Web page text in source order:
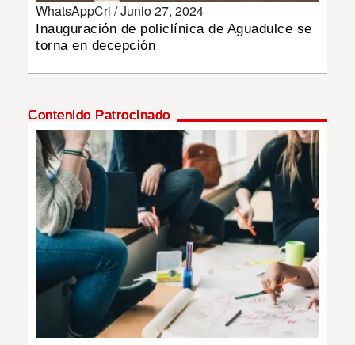
DEPORTES
MULTIMEDIA
IMPRESO
WhatsAppCri /Junio 27, 2024
Inauguración de policlínica de Aguadulce se
torna en decepción
Contenido Patrocinado